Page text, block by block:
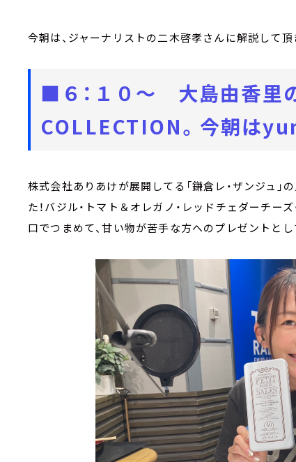
今朝は、ジャーナリストの二木啓孝さんに解説して頂
■６：１０～ 大島由香里
COLLECTION。今朝は
株式会社ありあけが展開してる「鎌倉レ・ザンジュ」
た！バジル・トマト＆オレガノ・レッドチェダーチー
口でつまめて、甘い物が苦手な方へのプレゼントとし